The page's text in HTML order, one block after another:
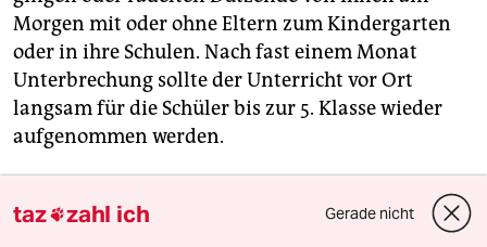
Morgen mit oder ohne Eltern zum Kindergarten
oder in ihre Schulen. Nach fast einem Monat
Unterbrechung sollte der Unterricht vor Ort
langsam für die Schüler bis zur 5. Klasse wieder
aufgenommen werden.
taz zahl ich Gerade nicht